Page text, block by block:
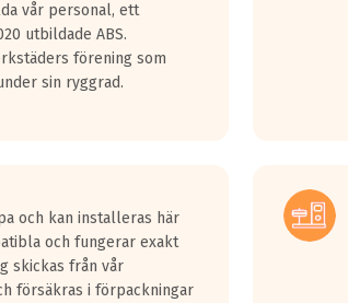
överträffa motorljudet.
ett däck med vågar. Hög bullernivå markeras
kraven som finns i dagsläget, men är inte
vår personal, ett
utbildade ABS.
förening som
sin ryggrad.
och kan installeras här
och fungerar exakt
skickas från vår
försäkras i förpackningar